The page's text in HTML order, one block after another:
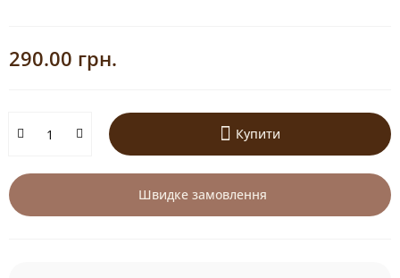
290.00 грн.
Купити
Швидке замовлення